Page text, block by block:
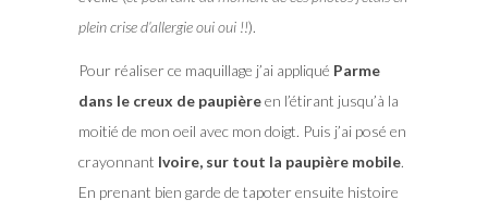
plein crise d’allergie oui oui !!).
Pour réaliser ce maquillage j’ai appliqué Parme
dans le creux de paupièreen l’étirant jusqu’à la
moitié de mon oeil avec mon doigt. Puis j’ai posé en
crayonnant Ivoire, sur tout la paupière mobile.
En prenant bien garde de tapoter ensuite histoire